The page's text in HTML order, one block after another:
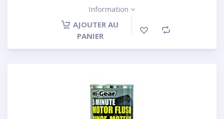
Information
AJOUTER AU
PANIER